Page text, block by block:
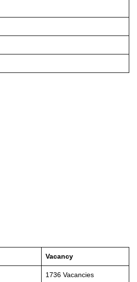
Vacancy
1736 Vacancies